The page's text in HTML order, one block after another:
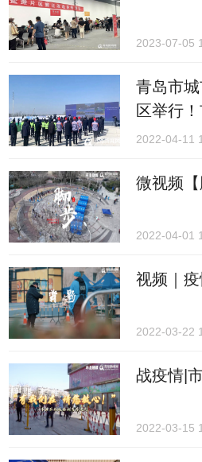
2023-07-05
青岛市
区举行
2022-04-11
微视频
2022-04-01
视频｜
2022-03-22
战疫情|
2022-03-15